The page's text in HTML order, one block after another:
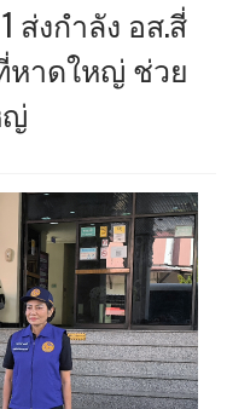
ส่งกำลัง อส.สี่
หาดใหญ่ ช่วย
ญ่